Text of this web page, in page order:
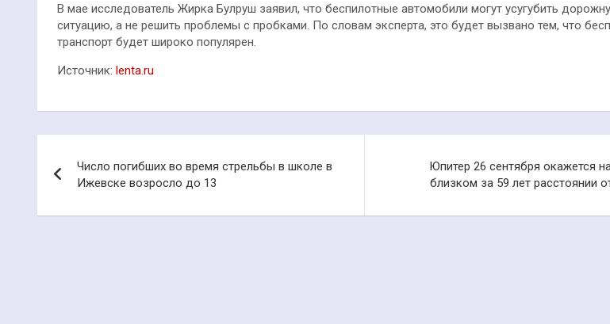
В мае исследователь Жирка Булруш заявил, что беспилотные автомобили могут усугубить
ситуацию, а не решить проблемы с пробками. По словам эксперта, это будет вызвано тем, что
транспорт будет широко популярен.
Источник: lenta.ru
по
записям
Число погибших во время стрельбы в школе в
Ижевске возросло до 13
Юпитер 26 сентября окажется
близком за 59 лет расстоянии